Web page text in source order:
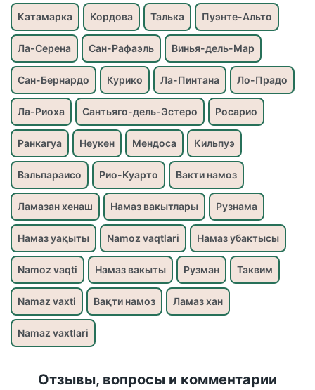
Катамарка Кордова Талька Пуэнте-Альто
Ла-Серена Сан-Рафаэль Винья-дель-Мар
Сан-Бернардо Курико Ла-Пинтана Ло-Прадо
Ла-Риоха Сантьяго-дель-Эстеро Росарио
Ранкагуа Неукен Мендоса Кильпуэ
Вальпараисо Рио-Куарто Вакти намоз
Ламазан хенаш Намаз вакытлары Рузнама
Намаз уақыты Namoz vaqtlari Намаз убактысы
Namoz vaqti Намаз вакыты Рузман Таквим
Namaz vaxti Вақти намоз Ламаз хан
Namaz vaxtlari
Отзывы, вопросы и комментарии